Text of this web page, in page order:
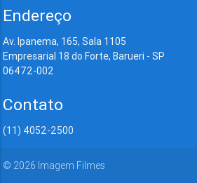
Endereço
Av. Ipanema, 165, Sala 1105
Empresarial 18 do Forte, Barueri - SP
06472-002
Contato
(11) 4052-2500
© 2026 Imagem Filmes